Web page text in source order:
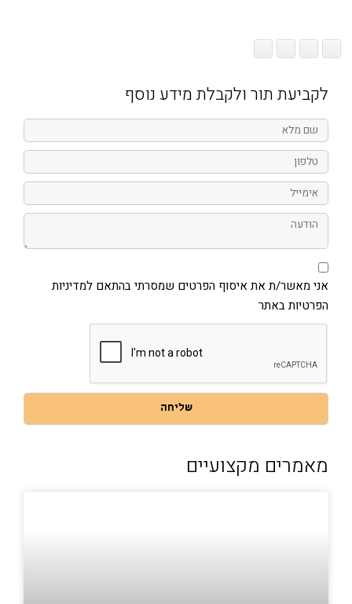
לקביעת תור ולקבלת מידע נוסף
שם
מלא
טלפון
אימייל
הודעה
אני
מאשר/ת
את
הפרטים
שמסרתי
באתר
אני מאשר/ת את איסוף הפרטים שמסרתי בהתאם למדיניות
הפרטיות באתר
שליחה
מאמרים מקצועיים